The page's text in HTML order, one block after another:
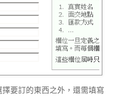
要訂的東西之外，還需填寫